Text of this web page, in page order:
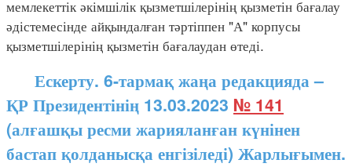
мемлекеттік әкімшілік қызметшілерінің қызметін бағалау
әдістемесінде айқындалған тәртіппен "А" корпусы
қызметшілерінің қызметін бағалаудан өтеді.
Ескерту. 6-тармақ жаңа редакцияда –
ҚР Президентінің 13.03.2023 № 141
(алғашқы ресми жарияланған күнінен
бастап қолданысқа енгізіледі) Жарлығымен.